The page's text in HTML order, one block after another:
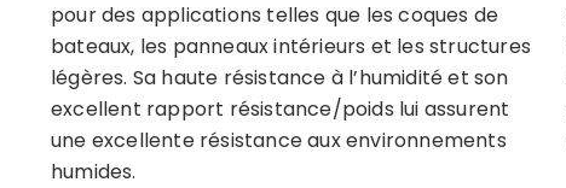
pour des applications telles que les coques de
bateaux, les panneaux intérieurs et les structures
légères. Sa haute résistance à l’humidité et son
excellent rapport résistance/poids lui assurent
une excellente résistance aux environnements
humides.